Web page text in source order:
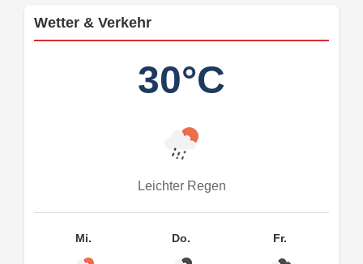
Wetter & Verkehr
30°C
Leichter Regen
Mi. Do. Fr.